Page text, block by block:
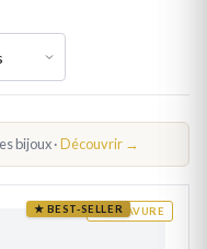
bijoux ·Découvrir →
GRAVURE
★ BEST-SELLER